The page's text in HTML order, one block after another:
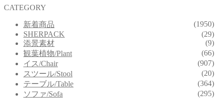
CATEGORY
新着商品
(1950)
SHERPACK
(29)
添景素材
(9)
観葉植物/Plant
(66)
イス/Chair
(907)
スツール/Stool
(20)
テーブル/Table
(364)
ソファ/Sofa
(295)